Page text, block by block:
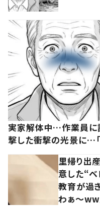
実家解体中…作業員に
撃した衝撃の光景に…「
里帰り出
意した“
教育が過
わぁ～ww